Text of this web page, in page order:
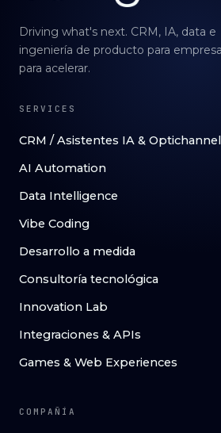
Driving what's next. CRM, IA, data e
ingeniería de producto para
para acelerar.
SERVICES
CRM / Asistentes IA & Optichannel
AI Automation
Data Intelligence
Vibe Coding
Desarrollo a medida
Consultoría tecnológica
Innovation Lab
Integraciones & APIs
Games & Web Experiences
COMPAÑÍA